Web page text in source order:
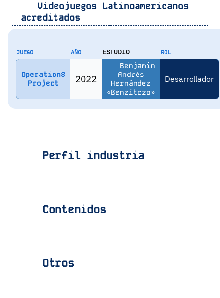
Videojuegos Latinoamericanos
acreditados
JUEGO AÑO ESTUDIO ROL
Operation8
Project
2022
Benjamín
Andrés
Hernández
«Benzitczo»
Desarrollador
Perfil industria
Contenidos
Otros